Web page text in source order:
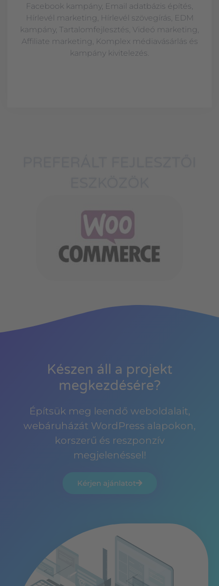
Facebook kampány, Email adatbázis építés,
Hírlevél marketing, Hírlevél szövegírás, EDM
kampány, Tartalomfejlesztés, Videó marketing,
Affiliate marketing, Komplex médiavásárlás és
kampány kivitelezés.
Készen áll a projekt
megkezdésére?
Építsük meg leendő weboldalait,
webáruházát WordPress alapokon,
korszerű és reszponzív
megjelenéssel!
Kérjen ajánlatot